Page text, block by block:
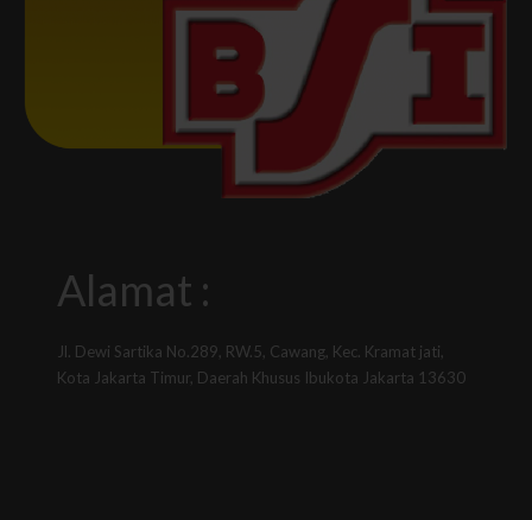
Alamat :
Jl. Dewi Sartika No.289, RW.5, Cawang, Kec. Kramat jati,
Kota Jakarta Timur, Daerah Khusus Ibukota Jakarta 13630